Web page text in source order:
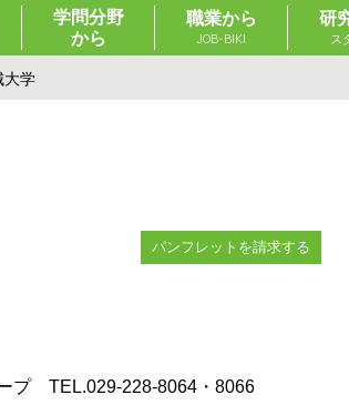
学問分野
から
職業から
JOB-BIKI
研
ス
大学
プ TEL.029-228-8064・8066
パンフレットを請求する